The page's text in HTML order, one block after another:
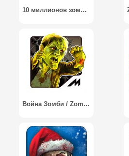
10 миллионов зомби / 10M Zombies
Война Зомби / Zombies: Line of Defense